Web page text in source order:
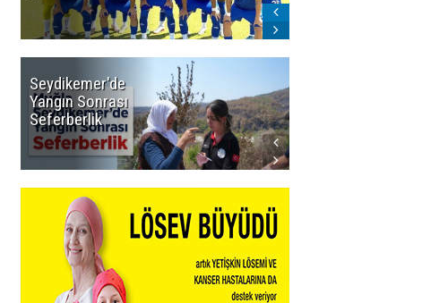
Seydikemer'de
Yangın Sonrası
Seferberlik